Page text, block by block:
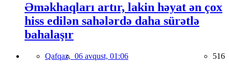
Əməkhaqları artır, lakin həyat ən çox
hiss edilən sahələrdə daha sürətlə
bahalaşır
Qafqaz, 06 avqust, 01:06 516